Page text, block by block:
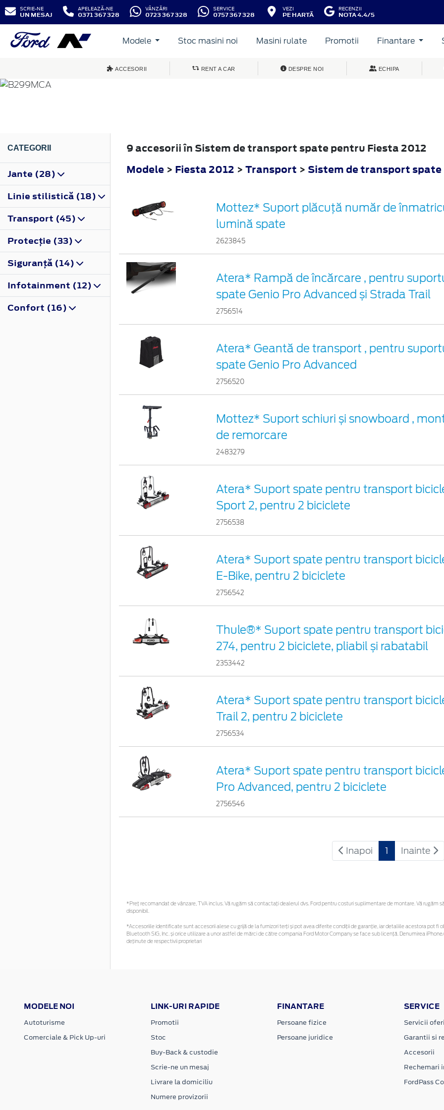
SCRIE-NE
UN MESAJ
APELEAZĂ-NE
0371 367 328
VÂNZĂRI
0723 367 328
SERVICE
0757 367 328
VEZI
PE HARTĂ
RECENZII
NOTA 4.4/5
Modele Stoc masini noi Masini rulate Promotii Finantare
ACCESORII RENT A CAR DESPRE NOI ECHIPA
CATEGORII
Jante (28)
Linie stilistică (18)
Transport (45)
Protecţie (33)
Siguranţă (14)
Infotainment (12)
Confort (16)
9 accesorii în Sistem de transport spate pentru Fiesta 2012
Modele > Fiesta 2012 > Transport > Sistem de transport spate
Mottez* Suport plăcuță număr de
lumină spate
2623845
Atera* Rampă de încărcare , pentru
spate Genio Pro Advanced și Strada Trail
2756514
Atera* Geantă de transport , pentru
spate Genio Pro Advanced
2756520
Mottez* Suport schiuri și snowboard ,
de remorcare
2483279
Atera* Suport spate pentru transport
Sport 2, pentru 2 biciclete
2756538
Atera* Suport spate pentru transport
E-Bike, pentru 2 biciclete
2756542
Thule®* Suport spate pentru transport
274, pentru 2 biciclete, pliabil și rabatabil
2353442
Atera* Suport spate pentru transport
Trail 2, pentru 2 biciclete
2756534
Atera* Suport spate pentru transport
Pro Advanced, pentru 2 biciclete
2756546
Inapoi 1 Inainte
*Preţ recomandat de vânzare, TVA inclus. Vă rugăm să contactaţi dealerul dvs. Ford pentru costuri suplimentare de montare. Vă
disponibil.
*Accesoriile identificate sunt accesorii alese cu grijă de la furnizori terți și pot avea diferite condiții de garanție, iar detaliile acestora pot
Bluetooth SIG, Inc. și orice utilizare a unor astfel de mărci de către compania Ford Motor Company se face sub licență. Denumirea
deținute de respectivii proprietari
MODELE NOI
Autoturisme
Comerciale & Pick Up-uri
LINK-URI RAPIDE
Promotii
Stoc
Buy-Back & custodie
Scrie-ne un mesaj
Livrare la domiciliu
Numere provizorii
FINANTARE
Persoane fizice
Persoane juridice
SERVICE
Servicii
Garantii si
Accesorii
Rechemari
FordPass